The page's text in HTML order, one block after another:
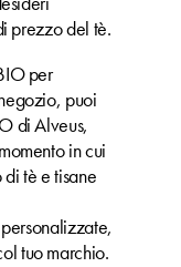
prezzo del tè.
per
puoi
di Alveus,
in cui
tè e tisane
tuo marchio.